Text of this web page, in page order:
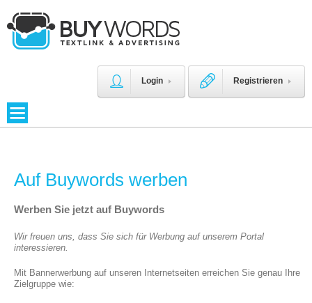
Login Registrieren
Auf Buywords werben
Werben Sie jetzt auf Buywords
Wir freuen uns, dass Sie sich für Werbung auf unserem Portal
interessieren.
Mit Bannerwerbung auf unseren Internetseiten erreichen Sie genau Ihre
Zielgruppe wie: